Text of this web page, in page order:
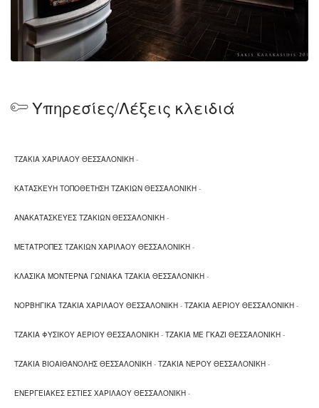
Υπηρεσίες/Λέξεις κλειδιά
ΤΖΑΚΙΑ ΧΑΡΙΛΑΟΥ ΘΕΣΣΑΛΟΝΙΚΗ -
ΚΑΤΑΣΚΕΥΗ ΤΟΠΟΘΕΤΗΣΗ ΤΖΑΚΙΩΝ ΘΕΣΣΑΛΟΝΙΚΗ -
ΑΝΑΚΑΤΑΣΚΕΥΕΣ ΤΖΑΚΙΩΝ ΘΕΣΣΑΛΟΝΙΚΗ -
ΜΕΤΑΤΡΟΠΕΣ ΤΖΑΚΙΩΝ ΧΑΡΙΛΑΟΥ ΘΕΣΣΑΛΟΝΙΚΗ -
ΚΛΑΣΙΚΑ ΜΟΝΤΕΡΝΑ ΓΩΝΙΑΚΑ ΤΖΑΚΙΑ ΘΕΣΣΑΛΟΝΙΚΗ -
ΝΟΡΒΗΓΙΚΑ ΤΖΑΚΙΑ ΧΑΡΙΛΑΟΥ ΘΕΣΣΑΛΟΝΙΚΗ - ΤΖΑΚΙΑ ΑΕΡΙΟΥ ΘΕΣΣΑΛΟΝΙΚΗ -
ΤΖΑΚΙΑ ΦΥΣΙΚΟΥ ΑΕΡΙΟΥ ΘΕΣΣΑΛΟΝΙΚΗ - ΤΖΑΚΙΑ ΜΕ ΓΚΑΖΙ ΘΕΣΣΑΛΟΝΙΚΗ -
ΤΖΑΚΙΑ ΒΙΟΑΙΘΑΝΟΛΗΣ ΘΕΣΣΑΛΟΝΙΚΗ - ΤΖΑΚΙΑ ΝΕΡΟΥ ΘΕΣΣΑΛΟΝΙΚΗ -
ΕΝΕΡΓΕΙΑΚΕΣ ΕΣΤΙΕΣ ΧΑΡΙΛΑΟΥ ΘΕΣΣΑΛΟΝΙΚΗ -